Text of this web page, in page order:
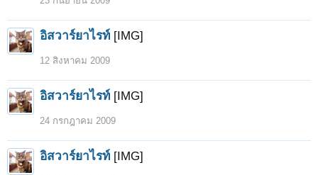
อิสวาร์ยาไรท์ [IMG]
12 สิงหาคม 2009
อิสวาร์ยาไรท์ [IMG]
24 กรกฎาคม 2009
อิสวาร์ยาไรท์ [IMG]